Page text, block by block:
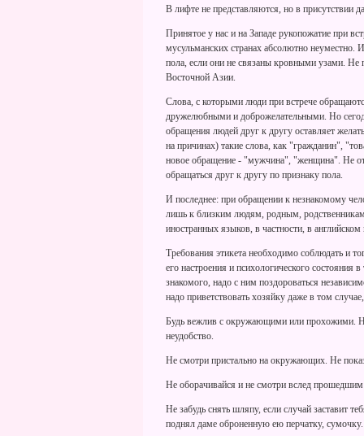
В лифте не представляются, но в
Принятое у нас и на Западе рукопожатие при
мусульманских странах абсолютно неуместно.
пола, если они не связаны кровными узами.
Восточной Азии.
Слова, с которыми люди при встрече
дружелюбными и доброжелательными. Но
обращения людей друг к другу оставляет
на причинах) такие слова, как "гражданин",
новое обращение - "мужчина", "женщина". Не
обращаться друг к другу по признаку пола.
И последнее: при обращении к незнакомому
лишь к близким людям, родным,
иностранных языков, в частности, в
Требования этикета необходимо соблюдать и
его настроения и психологического
знакомого, надо с ним поздороваться
надо приветствовать хозяйку даже в том
Будь вежлив с окружающими или прохожими.
неудобство.
Не смотри пристально на окружающих. Не
Не оборачивайся и не смотри вслед
Не забудь снять шляпу, если случай заставит
поднял даме оброненную ею перчатку, сумочку.